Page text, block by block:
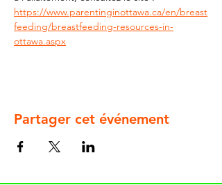
https://www.parentinginottawa.ca/en/breast
feeding/breastfeeding-resources-in-
ottawa.aspx
Partager cet événement